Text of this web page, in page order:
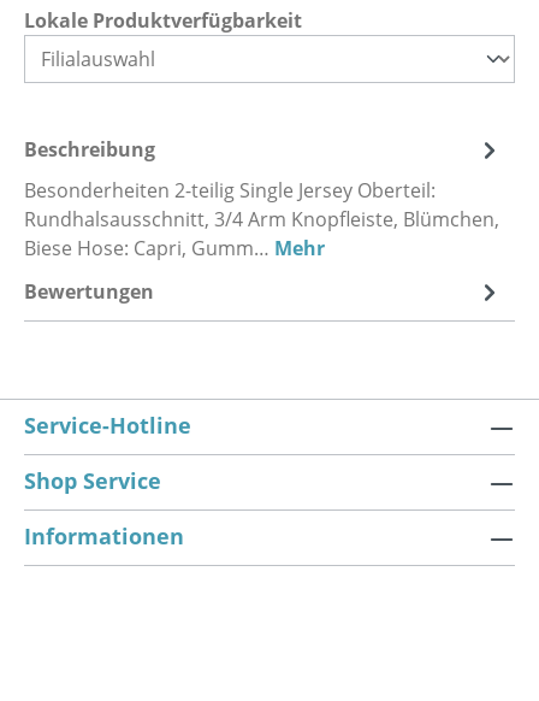
Lokale Produktverfügbarkeit
Beschreibung
Besonderheiten 2-teilig Single Jersey Oberteil:
Rundhalsausschnitt, 3/4 Arm Knopfleiste, Blümchen,
Biese Hose: Capri, Gumm… Mehr
Bewertungen
Service-Hotline
Shop Service
Informationen